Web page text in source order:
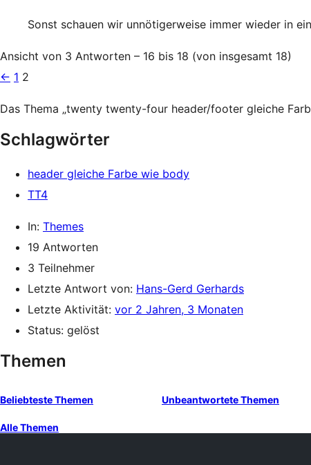
Sonst schauen wir unnötigerweise immer wieder in
Ansicht von 3 Antworten – 16 bis 18 (von insgesamt 18)
← 1 2
Das Thema „twenty twenty-four header/footer gleiche
Schlagwörter
header gleiche Farbe wie body
TT4
In: Themes
19 Antworten
3 Teilnehmer
Letzte Antwort von: Hans-Gerd Gerhards
Letzte Aktivität: vor 2 Jahren, 3 Monaten
Status: gelöst
Themen
Beliebteste Themen Unbeantwortete Themen
Alle Themen